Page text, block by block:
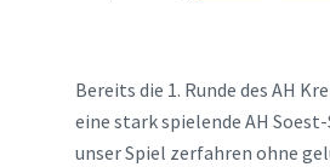
Bereits die 1. Runde des AH
eine stark spielende AH
unser Spiel zerfahren ohne